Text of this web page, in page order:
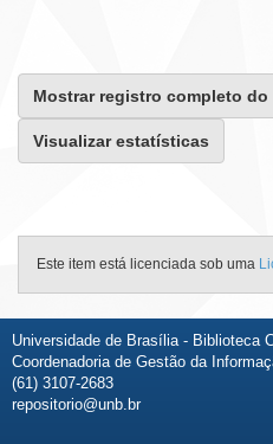
Mostrar registro completo do
Visualizar estatísticas
Este item está licenciada sob uma
Universidade de Brasília - Biblioteca
Coordenadoria de Gestão da
(61) 3107-2683
repositorio@unb.br